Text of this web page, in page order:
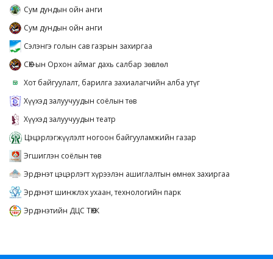
Сум дундын ойн анги
Сум дундын ойн анги
Сэлэнгэ голын сав газрын захиргаа
СӨХ-ын Орхон аймаг дахь салбар зөвлөл
Хот байгуулалт, барилга захиалагчийн алба утүг
Хүүхэд залуучуудын соёлын төв
Хүүхэд залуучуудын театр
Цэцэрлэгжүүлэлт ногоон байгууламжийн газар
Эгшиглэн соёлын төв
Эрдэнэт цэцэрлэгт хүрээлэн ашиглалтын өмнөх захиргаа
Эрдэнэт шинжлэх ухаан, технологийн парк
Эрдэнэтийн ДЦС ТӨХК